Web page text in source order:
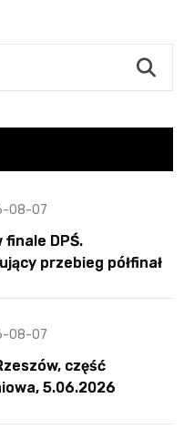
08-07
finale DPŚ.
przebieg półfinału
08-07
część
5.06.2026